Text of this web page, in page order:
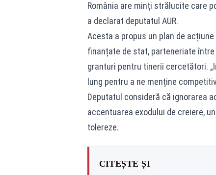
România are minți strălucite care
a declarat deputatul AUR.
Acesta a propus un plan de
finanțate de stat, parteneriate
granturi pentru tinerii cercetători.
lung pentru a ne menține
Deputatul consideră că ignorarea
accentuarea exodului de creiere,
tolereze.
CITEȘTE ȘI